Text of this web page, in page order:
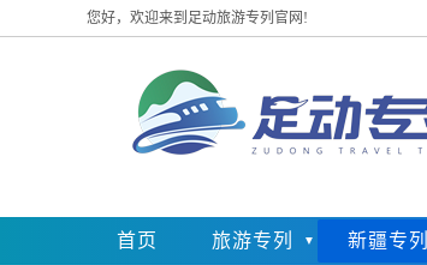
您好，欢迎来到足动旅游专列官网!
首页 旅游专列 新疆专列